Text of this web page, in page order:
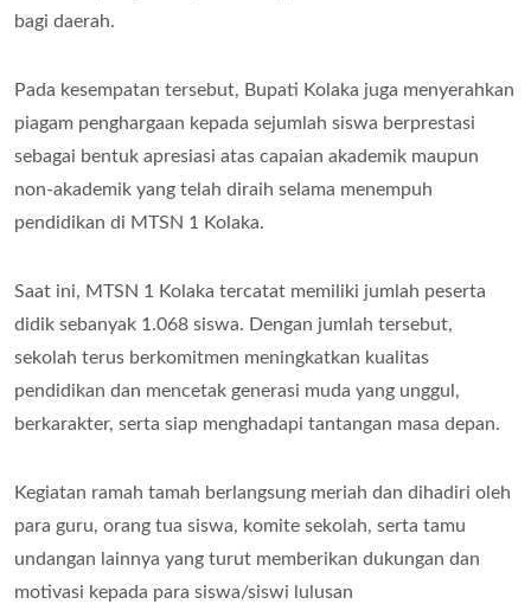
bagi daerah.
Pada kesempatan tersebut, Bupati Kolaka juga menyerahkan
piagam penghargaan kepada sejumlah siswa berprestasi
sebagai bentuk apresiasi atas capaian akademik maupun
non-akademik yang telah diraih selama menempuh
pendidikan di MTSN 1 Kolaka.
Saat ini, MTSN 1 Kolaka tercatat memiliki jumlah peserta
didik sebanyak 1.068 siswa. Dengan jumlah tersebut,
sekolah terus berkomitmen meningkatkan kualitas
pendidikan dan mencetak generasi muda yang unggul,
berkarakter, serta siap menghadapi tantangan masa depan.
Kegiatan ramah tamah berlangsung meriah dan dihadiri oleh
para guru, orang tua siswa, komite sekolah, serta tamu
undangan lainnya yang turut memberikan dukungan dan
motivasi kepada para siswa/siswi lulusan